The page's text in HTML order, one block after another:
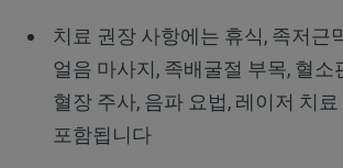
치료 권장 사항에는 휴식, 족저근
얼음 마사지, 족배굴절 부목, 혈소
혈장 주사, 음파 요법, 레이저 치료
포함됩니다